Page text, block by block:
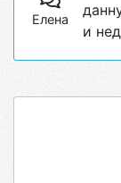
Елена
и